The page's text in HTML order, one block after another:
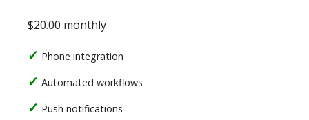
$20.00 monthly
Phone integration
Automated workflows
Push notifications